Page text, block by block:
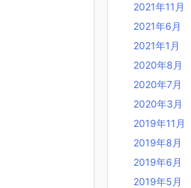
2021年11月
2021年6月
2021年1月
2020年8月
2020年7月
2020年3月
2019年11月
2019年8月
2019年6月
2019年5月